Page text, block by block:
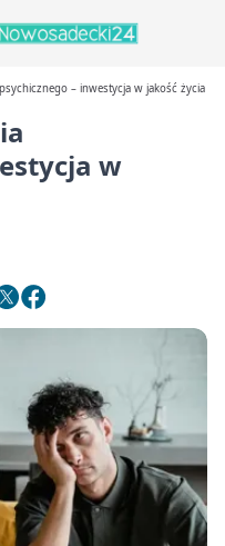
– inwestycja w jakość życia
w